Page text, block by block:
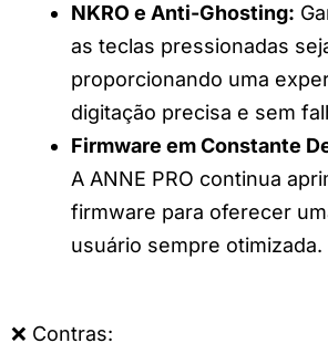
NKRO e Anti-Ghosting:
as teclas pressionadas
proporcionando uma
digitação precisa e sem
Firmware em Constante
A ANNE PRO continua
firmware para oferecer
usuário sempre otimizada.
❌ Contras: